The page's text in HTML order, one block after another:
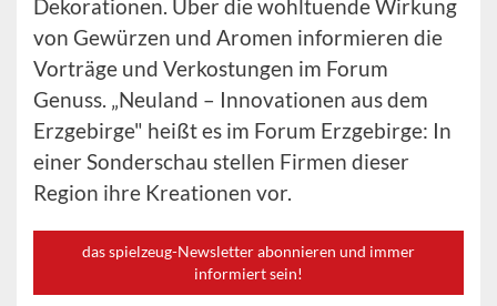
Dekorationen. Über die wohltuende Wirkung
von Gewürzen und Aromen informieren die
Vorträge und Verkostungen im Forum
Genuss. „Neuland – Innovationen aus dem
Erzgebirge" heißt es im Forum Erzgebirge: In
einer Sonderschau stellen Firmen dieser
Region ihre Kreationen vor.
das spielzeug-Newsletter abonnieren und immer
informiert sein!